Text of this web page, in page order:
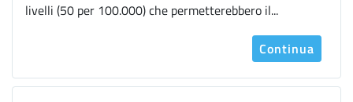
livelli (50 per 100.000) che permetterebbero il...
Continua